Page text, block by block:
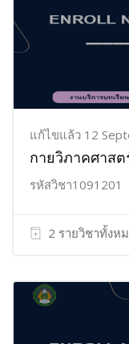
แก้ไขแล้ว 12
กายวิภาคศาส
รหัสวิชา1091201
2 รายวิชาทั้งห